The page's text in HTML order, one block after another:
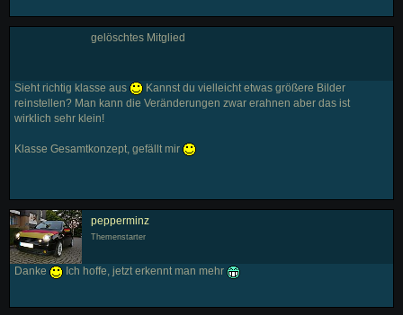
gelöschtes Mitglied
Sieht richtig klasse aus
Kannst du vielleicht etwas größere Bilder
reinstellen? Man kann die Veränderungen zwar erahnen aber das ist
wirklich sehr klein!
Klasse Gesamtkonzept, gefällt mir
pepperminz
Themenstarter
Danke Ich hoffe, jetzt erkennt man mehr